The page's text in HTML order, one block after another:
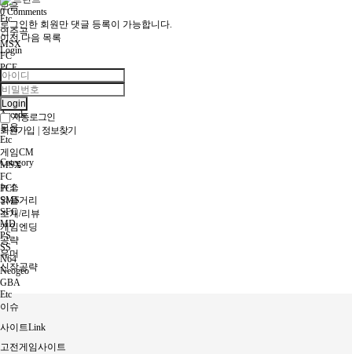
모음
Etc
연주곡
MSX
FC
PCE
SFC
MD
32bit
Arcade
모음
Etc
게임CM
MSX
FC
PCE
SMS
SFC
MD
PS
SS
N64
Neogeo
GBA
Etc
이슈
사이트Link
고전게임사이트
0Comments
로그인한 회원만 댓글 등록이 가능합니다.
이전 다음 목록
Login
Login
자동로그인
회원가입
정보찾기
Category
뉴스
읽을거리
소개/리뷰
게임엔딩
공략
유머
신작공략